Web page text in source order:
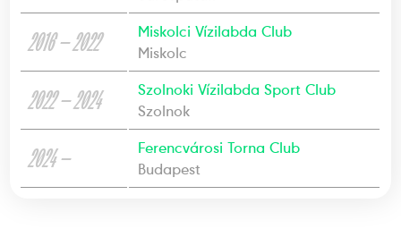
2016 — 2022
Miskolci Vízilabda Club
Miskolc
2022 — 2024
Szolnoki Vízilabda Sport Club
Szolnok
2024 —
Ferencvárosi Torna Club
Budapest